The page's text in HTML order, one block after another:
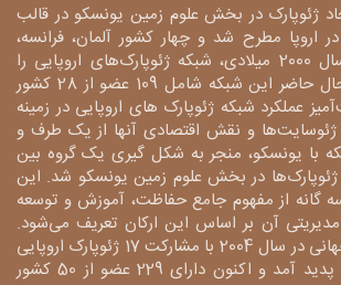
ژئوپارک در بخش علوم زمین یونسکو در قالب
اروپا مطرح شد و چهار کشور آلمان، فرانسه،
اسپانیا و یونان در سال 2000 میلادی، شبکه ژئوپارک‌های اروپایی را
معرفی نمودند و در حال حاضر این شبکه شامل 109 عضو از 28 کشور
عملکرد شبکه ژئوپارک های اروپایی در زمینه
ژئوسایت‌ها و نقش اقتصادی آنها از یک طرف و
با یونسکو، منجر به شکل گیری یک گروه بین
در بخش علوم زمین یونسکو شد. این
گانه از مفهوم جامع حفاظت، آموزش و توسعه
مدیریتی آن بر اساس این ارکان تعریف می‌شود.
شبکه ژئوپارک های جهانی در سال 2004 با مشارکت 17 ژئوپارک اروپایی
و 8 ژئوپارک از چین پدید آمد و اکنون دارای 229 عضو از 50 کشور